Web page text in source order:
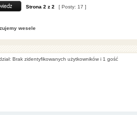
Strona 2 z 2 [ Posty: 17 ]
wesele
Brak zidentyfikowanych użytkowników i 1 gość